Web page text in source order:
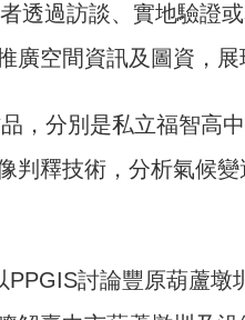
透過訪談、實地驗證
空間資訊及圖資，展
，分別是私立福智高
判釋技術，分析氣候
討論豐原葫蘆墩